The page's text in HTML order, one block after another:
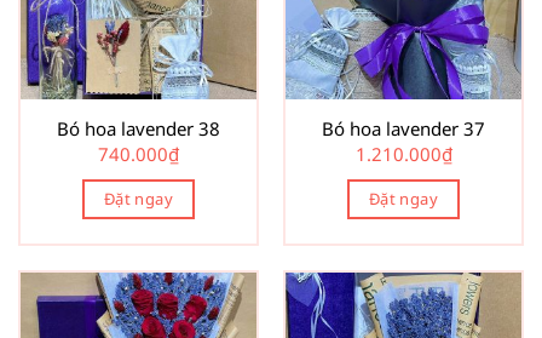
Bó hoa lavender 38
740.000₫
Đặt ngay
Bó hoa lavender 37
1.210.000₫
Đặt ngay